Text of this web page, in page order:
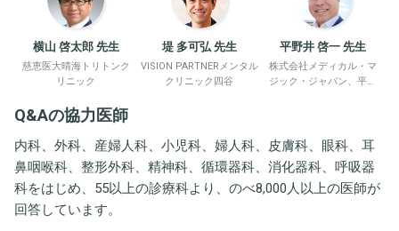
横山 啓太郎 先生
慈恵医大晴海トリトンク
リニック
堤 多可弘 先生
VISION PARTNERメンタル
クリニック四谷
平野井 啓一 先生
株式会社メディカル・マ
ジック・ジャパン、平野
Q&Aの協力医師
内科、外科、産婦人科、小児科、婦人科、皮膚科、眼科、耳
鼻咽喉科、整形外科、精神科、循環器科、消化器科、呼吸器
科をはじめ、55以上の診療科より、のべ8,000人以上の医師が
回答しています。